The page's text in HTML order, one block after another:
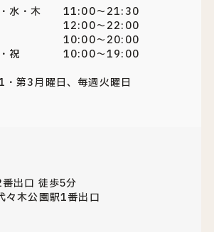
水・木 11:00～21:30
12:00～22:00
10:00～20:00
・祝 10:00～19:00
・第3月曜日、毎週火曜日
出口 徒歩5分
々木公園駅1番出口